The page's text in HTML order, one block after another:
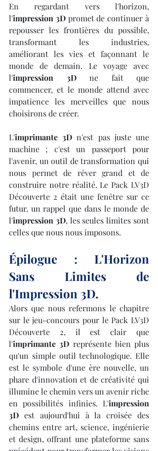
En regardant vers l'horizon,
l'impression 3D promet de continuer à
repousser les frontières du possible,
transformant les industries,
améliorant les vies et façonnant le
monde de demain. Le voyage avec
l'impression 3D ne fait que
commencer, et le monde attend avec
impatience les merveilles que nous
choisirons de créer.
L'imprimante 3D n'est pas juste une
machine ; c'est un passeport pour
l'avenir, un outil de transformation qui
nous permet de rêver grand et de
construire notre réalité. Le Pack LV3D
Découverte 2 était une fenêtre sur ce
futur, un rappel que dans le monde de
l'impression 3D, les seules limites sont
celles que nous nous imposons.
Épilogue : L'Horizon
Sans Limites de
l'Impression 3D.
Alors que nous refermons le chapitre
sur le jeu-concours pour le Pack LV3D
Découverte 2, il est clair que
l'imprimante 3D représente bien plus
qu'un simple outil technologique. Elle
est le symbole d'une ère nouvelle, un
phare d'innovation et de créativité qui
illumine le chemin vers un avenir riche
en possibilités infinies. L'impression
3D est aujourd'hui à la croisée des
chemins entre art, science, ingénierie
et design, offrant une plateforme sans